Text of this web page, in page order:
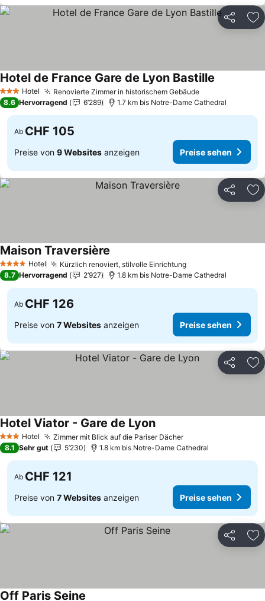
Teilen
3 SterneHotel Renovierte Zimmer in historischem GebäudePreise sehen
Hotel de France Gare de Lyon Bastille
8.6 Hervorragend 6’289 1.7 km bis Notre-Dame Cathedral
Ab CHF 105
Preise von 9 Websites anzeigen Preise sehen
Teilen
4 Sterne Hotel Kürzlich renoviert, stilvolle EinrichtungPreise sehen
Maison Traversière
8.7 Hervorragend 2’927 1.8 km bis Notre-Dame Cathedral
Ab CHF 126
Preise von 7 Websites anzeigen Preise sehen
Teilen
3 SterneHotel Zimmer mit Blick auf die Pariser DächerPreise sehen
Hotel Viator - Gare de LyonPreise sehen
8.1 Sehr gut 5’230 1.8 km bis Notre-Dame Cathedral
Ab CHF 121
Preise von 7 Websites anzeigen Preise sehen
Teilen
Off Paris Seine